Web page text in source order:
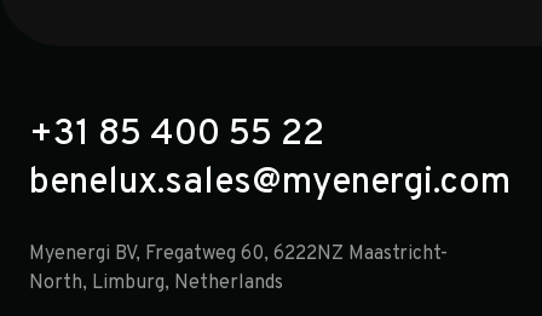
+31 85 400 55 22
benelux.sales@myenergi.com
Myenergi BV, Fregatweg 60, 6222NZ Maastricht-
North, Limburg, Netherlands